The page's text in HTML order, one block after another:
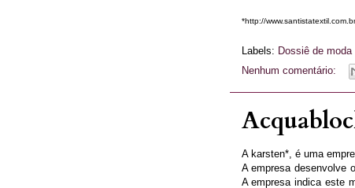
*http://www.santistatextil.com.br
Labels: Dossiê de moda
Nenhum comentário:
A karsten*, é uma
A empresa desenvolve
A empresa indica este